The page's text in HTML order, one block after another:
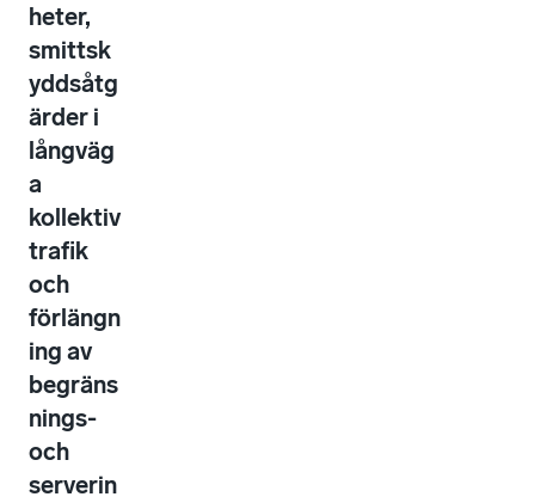
heter,
smittsk
yddsåtg
ärder i
långväg
a
kollektiv
trafik
och
förlängn
ing av
begräns
nings-
och
serverin